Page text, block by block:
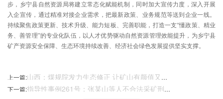
步，乡宁县自然资源局将建立常态化赋能机制，同时加大宣传力度，深入开展
入企宣传，通过精准对接企业需求，把最新政策、业务规范等送到企业一线。
持续聚焦政策更新、技术升级、能力短板、完善职能，打造一支“懂政策、精业
务、善管理”的专业化队伍，以人才优势驱动自然资源管理效能提升，为乡宁县
矿产资源安全保障、生态环境持续改善、经济社会绿色发展提供坚实支撑。
上一篇:山西：煤规院发力生态修正 让矿山有颜值又有内在
下一篇:指导性事例261号：张某山等人不合法采矿刑事顺便民事公益诉讼案